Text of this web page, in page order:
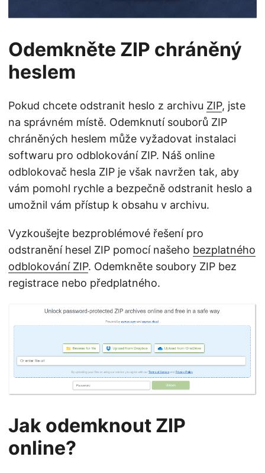
Odemkněte ZIP chráněný
heslem
Pokud chcete odstranit heslo z archivu ZIP, jste
na správném místě. Odemknutí souborů ZIP
chráněných heslem může vyžadovat instalaci
softwaru pro odblokování ZIP. Náš online
odblokovač hesla ZIP je však navržen tak, aby
vám pomohl rychle a bezpečně odstranit heslo a
umožnil vám přístup k obsahu v archivu.
Vyzkoušejte bezproblémové řešení pro
odstranění hesel ZIP pomocí našeho bezplatného
odblokování ZIP. Odemkněte soubory ZIP bez
registrace nebo předplatného.
Jak odemknout ZIP
online?